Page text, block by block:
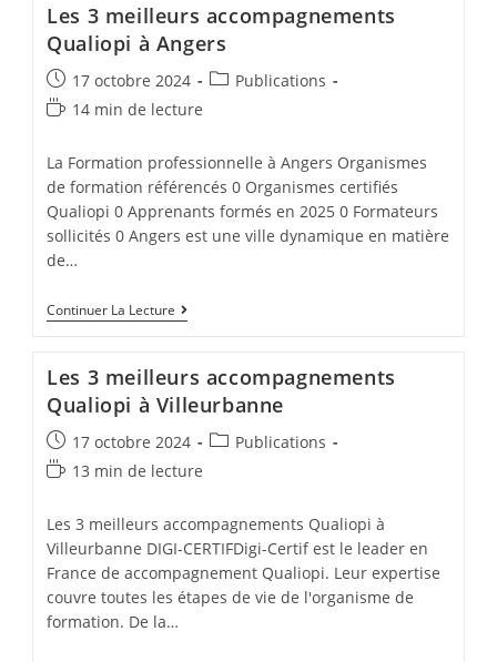
Qualiopi
En
Corrèze
Les 3 meilleurs accompagnements
Qualiopi à Angers
Post
published:
17 octobre 2024
PostPublications
Temps
lecture :
14 min de lecture
La Formation professionnelle à Angers Organismes
de formation référencés 0 Organismes certifiés
Qualiopi 0 Apprenants formés en 2025 0 Formateurs
sollicités 0 Angers est une ville dynamique en matière
de…
Continuer La Lecture Les
3
Qualiopi
À
Angers
Les 3 meilleurs accompagnements
Qualiopi à Villeurbanne
Post
published:
17 octobre 2024
PostPublications
Temps
lecture :
13 min de lecture
Les 3 meilleurs accompagnements Qualiopi à
Villeurbanne DIGI-CERTIFDigi-Certif est le leader en
France de accompagnement Qualiopi. Leur expertise
couvre toutes les étapes de vie de l'organisme de
formation. De la…